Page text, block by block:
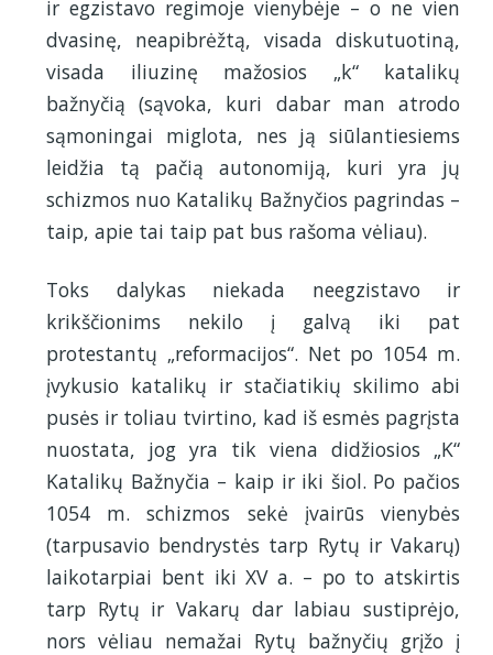
ir egzistavo regimoje vienybėje – o ne vien
dvasinę, neapibrėžtą, visada diskutuotiną,
visada iliuzinę mažosios „k“ katalikų
bažnyčią (sąvoka, kuri dabar man atrodo
sąmoningai miglota, nes ją siūlantiesiems
leidžia tą pačią autonomiją, kuri yra jų
schizmos nuo Katalikų Bažnyčios pagrindas –
taip, apie tai taip pat bus rašoma vėliau).
Toks dalykas niekada neegzistavo ir
krikščionims nekilo į galvą iki pat
protestantų „reformacijos“. Net po 1054 m.
įvykusio katalikų ir stačiatikių skilimo abi
pusės ir toliau tvirtino, kad iš esmės pagrįsta
nuostata, jog yra tik viena didžiosios „K“
Katalikų Bažnyčia – kaip ir iki šiol. Po pačios
1054 m. schizmos sekė įvairūs vienybės
(tarpusavio bendrystės tarp Rytų ir Vakarų)
laikotarpiai bent iki XV a. – po to atskirtis
tarp Rytų ir Vakarų dar labiau sustiprėjo,
nors vėliau nemažai Rytų bažnyčių grįžo į